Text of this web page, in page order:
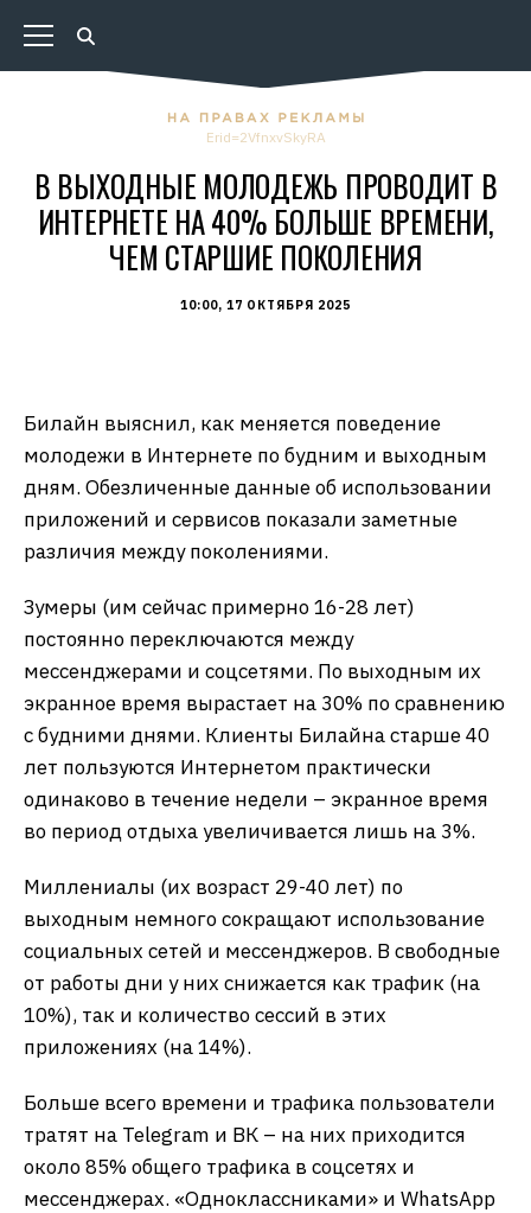
Erid=2VfnxvSkyRA
В ВЫХОДНЫЕ МОЛОДЕЖЬ ПРОВОДИТ В
ИНТЕРНЕТЕ НА 40% БОЛЬШЕ ВРЕМЕНИ,
ЧЕМ СТАРШИЕ ПОКОЛЕНИЯ
10:00, 17 ОКТЯБРЯ 2025
Билайн выяснил, как меняется поведение
молодежи в Интернете по будним и выходным
дням. Обезличенные данные об использовании
приложений и сервисов показали заметные
различия между поколениями.
Зумеры (им сейчас примерно 16-28 лет)
постоянно переключаются между
мессенджерами и соцсетями. По выходным их
экранное время вырастает на 30% по сравнению
с будними днями. Клиенты Билайна старше 40
лет пользуются Интернетом практически
одинаково в течение недели – экранное время
во период отдыха увеличивается лишь на 3%.
Миллениалы (их возраст 29-40 лет) по
выходным немного сокращают использование
социальных сетей и мессенджеров. В свободные
от работы дни у них снижается как трафик (на
10%), так и количество сессий в этих
приложениях (на 14%).
Больше всего времени и трафика пользователи
тратят на Telegram и ВК – на них приходится
около 85% общего трафика в соцсетях и
мессенджерах. «Одноклассниками» и WhatsApp